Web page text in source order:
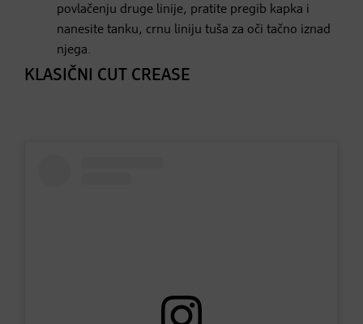
povlačenju druge linije, pratite pregib kapka i
nanesite tanku, crnu liniju tuša za oči tačno iznad
njega.
KLASIČNI CUT CREASE